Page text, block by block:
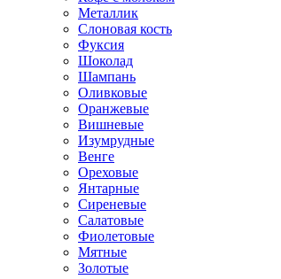
Металлик
Слоновая кость
Фуксия
Шоколад
Шампань
Оливковые
Оранжевые
Вишневые
Изумрудные
Венге
Ореховые
Янтарные
Сиреневые
Салатовые
Фиолетовые
Мятные
Золотые